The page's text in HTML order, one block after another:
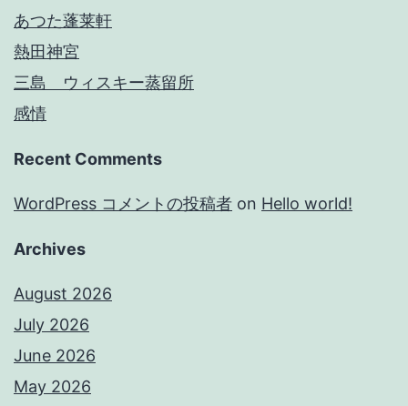
あつた蓬莱軒
熱田神宮
三島 ウィスキー蒸留所
感情
Recent Comments
WordPress コメントの投稿者 on Hello world!
Archives
August 2026
July 2026
June 2026
May 2026